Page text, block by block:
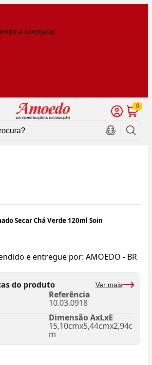
compra:
0
Secar Chá Verde 120ml Soin
e entregue por: AMOEDO - BR
do produto Ver mais
Referência
10.03.0918
Dimensão AxLxE
15,10cmx5,44cmx2,94c
m